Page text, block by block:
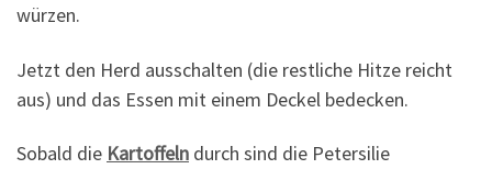
würzen.
Jetzt den Herd ausschalten (die restliche Hitze reicht
aus) und das Essen mit einem Deckel bedecken.
Sobald die Kartoffeln durch sind die Petersilie